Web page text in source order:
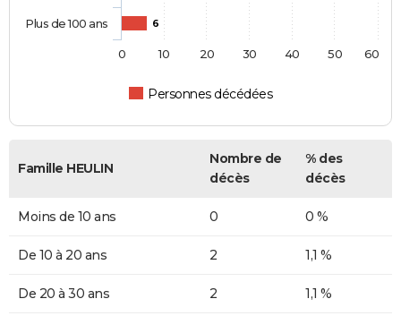
6
Personnes décédées
Plus de 100 ans
0 10 20 30 40 50 60
Famille HEULIN
Nombre de
décès
% des
décès
Moins de 10 ans 0 0 %
De 10 à 20 ans 2 1,1 %
De 20 à 30 ans 2 1,1 %